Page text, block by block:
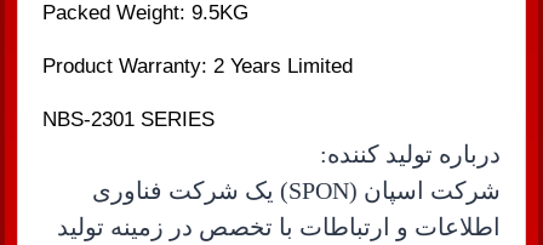
Packed Weight: 9.5KG
Product Warranty: 2 Years Limited
NBS-2301 SERIES
درباره تولید کننده:
شرکت اسپان (SPON)
یک شرکت فناوری
اطلاعات و ارتباطات با تخصص در زمینه تولید